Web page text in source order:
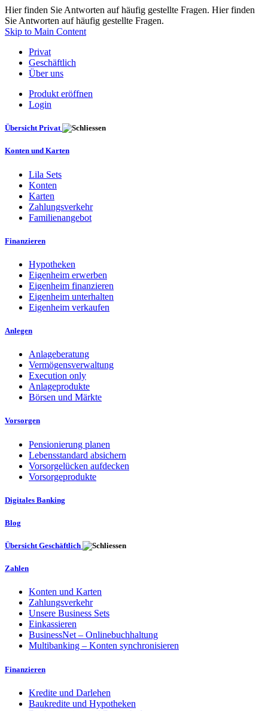
Hier finden Sie Antworten auf häufig gestellte Fragen. Hier finden
Sie Antworten auf häufig gestellte Fragen.
Skip to Main Content
Privat
Geschäftlich
Über uns
Produkt eröffnen
Login
Übersicht Privat
Konten und Karten
Lila Sets
Konten
Karten
Zahlungsverkehr
Familienangebot
Finanzieren
Hypotheken
Eigenheim erwerben
Eigenheim finanzieren
Eigenheim unterhalten
Eigenheim verkaufen
Anlegen
Anlageberatung
Vermögensverwaltung
Execution only
Anlageprodukte
Börsen und Märkte
Vorsorgen
Pensionierung planen
Lebensstandard absichern
Vorsorgelücken aufdecken
Vorsorgeprodukte
Digitales Banking
Blog
Übersicht Geschäftlich
Zahlen
Konten und Karten
Zahlungsverkehr
Unsere Business Sets
Einkassieren
BusinessNet – Onlinebuchhaltung
Multibanking – Konten synchronisieren
Finanzieren
Kredite und Darlehen
Baukredite und Hypotheken